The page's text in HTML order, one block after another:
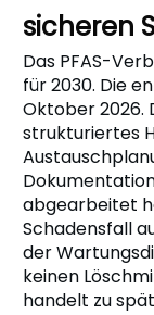
sicheren
Das PFAS-
für 2030. Die
Oktober 2026.
strukturiertes
abgearbeitet
Schadensfall
der
keinen
handelt zu